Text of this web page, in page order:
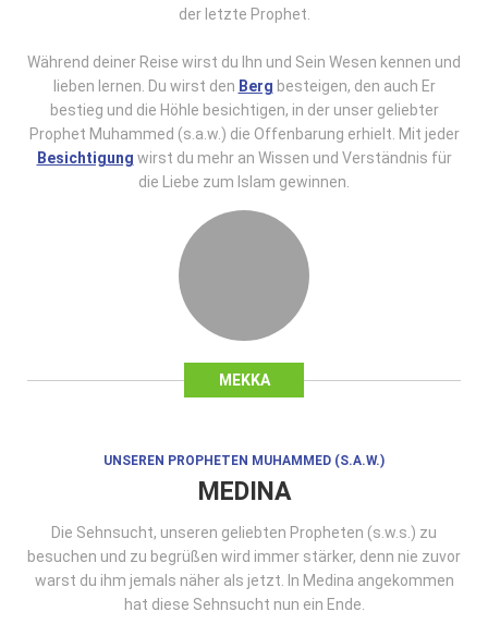
MEKKA
der letzte Prophet.
Während deiner Reise wirst du Ihn und Sein Wesen kennen und
lieben lernen. Du wirst den Berg besteigen, den auch Er
bestieg und die Höhle besichtigen, in der unser geliebter
Prophet Muhammed (s.a.w.) die Offenbarung erhielt. Mit jeder
Besichtigung wirst du mehr an Wissen und Verständnis für
die Liebe zum Islam gewinnen.
UNSEREN PROPHETEN MUHAMMED (S.A.W.)
MEDINA
Die Sehnsucht, unseren geliebten Propheten (s.w.s.) zu
besuchen und zu begrüßen wird immer stärker, denn nie zuvor
warst du ihm jemals näher als jetzt. In Medina angekommen
hat diese Sehnsucht nun ein Ende.